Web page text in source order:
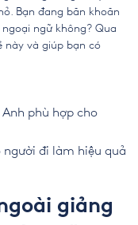
Bạn đang băn khoăn
ngữ không? Qua
này và giúp bạn có
phù hợp cho
người đi làm hiệu quả
giảng